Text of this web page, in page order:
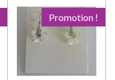
Promotion !